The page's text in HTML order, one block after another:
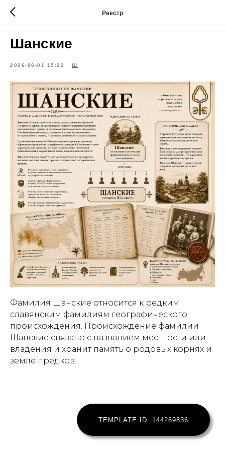
Реестр
Шанские
2026-06-01 15:23 Ш
Фамилия Шанские относится к редким
славянским фамилиям географического
происхождения. Происхождение фамилии
Шанские связано с названием местности или
владения и хранит память о родовых корнях и
земле предков.
TEMPLATE ID: 144269836